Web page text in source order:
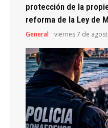
protección de la
reforma de la Ley de
General viernes 7 de